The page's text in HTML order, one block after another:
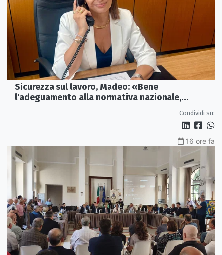
Sicurezza sul lavoro, Madeo: «Bene
l'adeguamento alla normativa nazionale,
Condividi su:
16 ore fa